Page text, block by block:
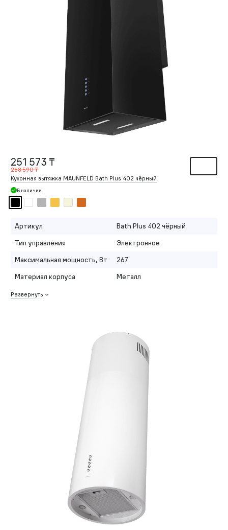
251 573 ₸
268 590 ₸
Кухонная вытяжка MAUNFELD Bath Plus 402 чёрный
В наличии
Артикул
Bath Plus 402 чёрный
Тип управления
Электронное
Максимальная мощность, Вт
267
Материал корпуса
Металл
Развернуть